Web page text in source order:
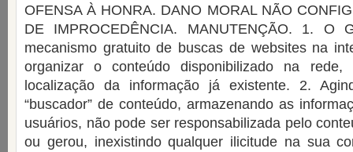
OFENSA À HONRA. DANO MORAL NÃO
DE IMPROCEDÊNCIA. MANUTENÇÃO. 1. O
mecanismo gratuito de buscas de websites na
organizar o conteúdo disponibilizado na
localização da informação já existente. 2.
“buscador” de conteúdo, armazenando as
usuários, não pode ser responsabilizada pelo
ou gerou, inexistindo qualquer ilicitude na sua